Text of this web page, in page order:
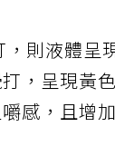
則液體呈
，呈現黃
感，且增